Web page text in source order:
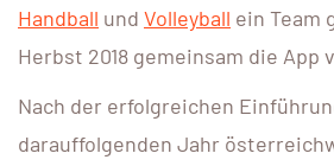
Handball und Volleyball ein Team
Herbst 2018 gemeinsam die
Nach der erfolgreichen
darauffolgenden Jahr